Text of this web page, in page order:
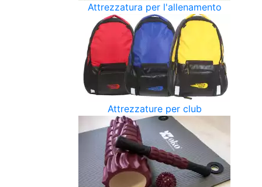
Attrezzatura per l'allenamento
Attrezzature per club